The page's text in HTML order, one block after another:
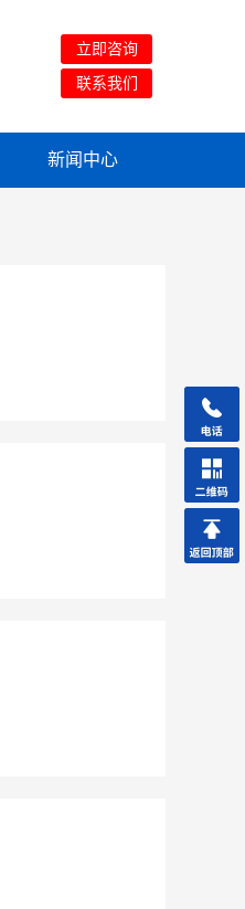
新闻中心
联系我们
立即咨询